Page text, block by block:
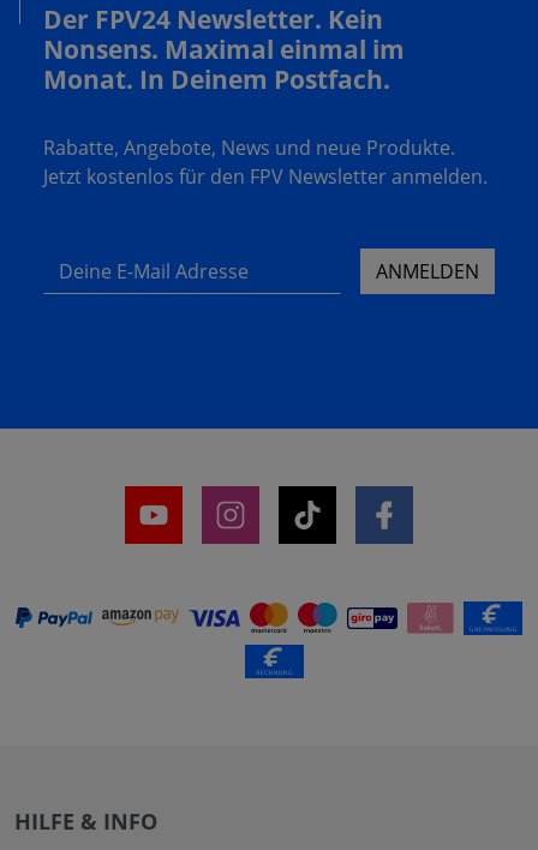
Der FPV24 Newsletter. Kein
Nonsens. Maximal einmal im
Monat. In Deinem Postfach.
Rabatte, Angebote, News und neue Produkte.
Jetzt kostenlos für den FPV Newsletter anmelden.
Deine E-Mail Adresse ANMELDEN
HILFE & INFO